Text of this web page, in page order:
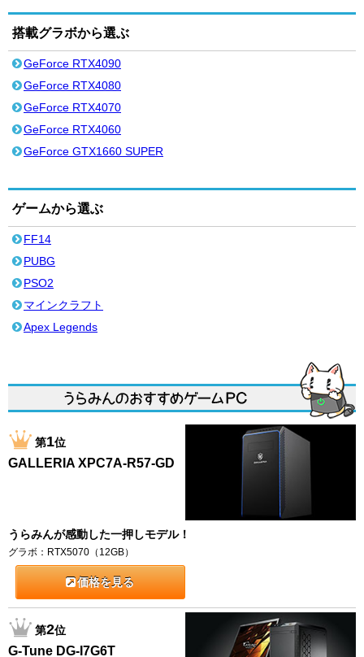
搭載グラボから選ぶ
GeForce RTX4090
GeForce RTX4080
GeForce RTX4070
GeForce RTX4060
GeForce GTX1660 SUPER
ゲームから選ぶ
FF14
PUBG
PSO2
マインクラフト
Apex Legends
第1位
GALLERIA XPC7A-R57-GD
うらみんが感動した一押しモデル！
グラボ：RTX5070（12GB）
価格を見る
第2位
G-Tune DG-I7G6T